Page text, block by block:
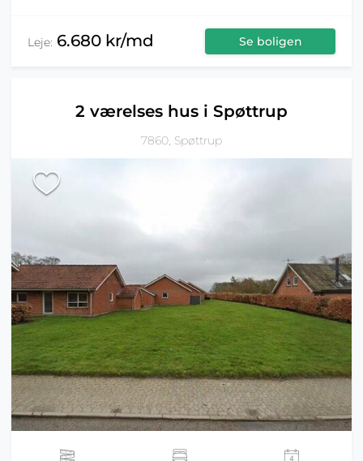
Leje: 6.680 kr/md Se boligen
2 værelses hus i Spøttrup
7860, Spøttrup